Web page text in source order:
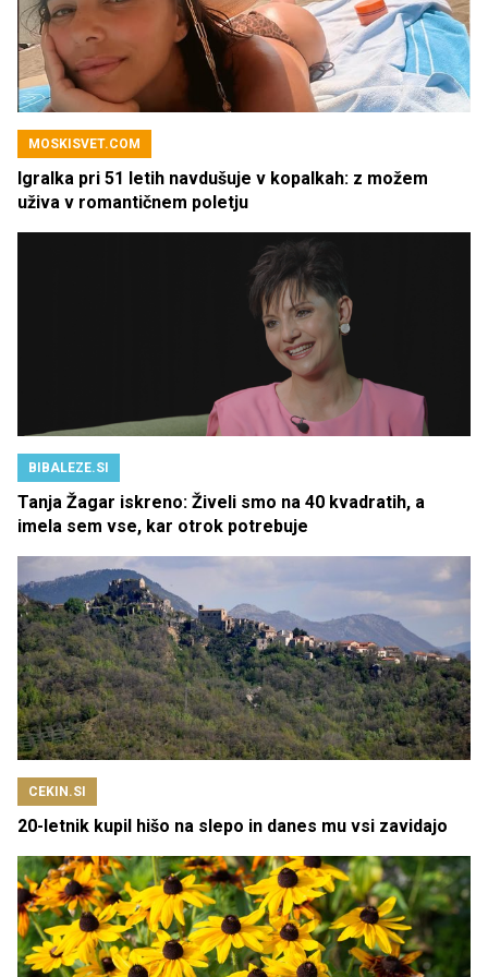
MOSKISVET.COM
Igralka pri 51 letih navdušuje v kopalkah: z možem
uživa v romantičnem poletju
BIBALEZE.SI
Tanja Žagar iskreno: Živeli smo na 40 kvadratih, a
imela sem vse, kar otrok potrebuje
CEKIN.SI
20-letnik kupil hišo na slepo in danes mu vsi zavidajo